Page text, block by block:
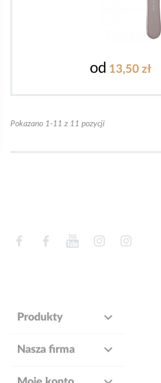
od 13,50 zł
Pokazano 1-11 z 11 pozycji
FacebookFacebookYouTubeInstagram
Produkty 
Nasza firma 